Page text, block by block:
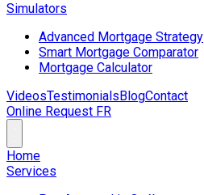
Simulators
Advanced Mortgage Strategy
Smart Mortgage Comparator
Mortgage Calculator
VideosTestimonialsBlogContact
Online Request FR
Home
Services